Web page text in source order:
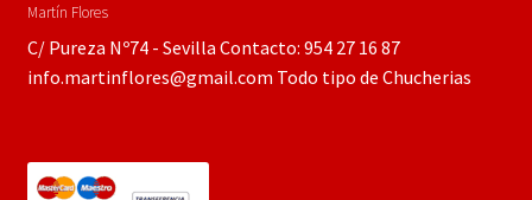
Martín Flores
C/ Pureza Nº74 - Sevilla Contacto: 954 27 16 87
info.martinflores@gmail.com Todo tipo de Chucherias